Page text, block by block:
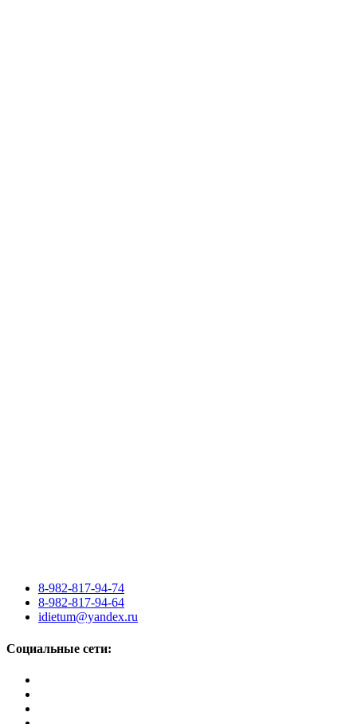
8-982-817-94-74
8-982-817-94-64
idietum@yandex.ru
Социальные сети: